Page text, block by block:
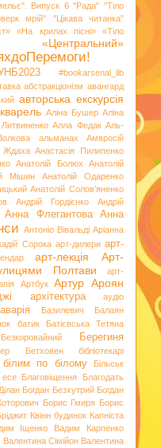
Випуск 6 "Рада" "Тіло
мрій"
"Цікава читанка"
«На крилах пісні»
«Тіло
«Центральний»
#bookarsenal_lib
абстракціонізм авангард
авторська екскурсія
Аліна Бушер Аліна
Алла Федак Аль-
альманах
Амвросій
Ждаха Анастасія Пилипенко
Анатолій Болюх
Анатолій
Мішин
Анатолій Одаренко
Анатолій Солов’яненко
Андрій Гордієнко
Андрій
Анна Флегантова
Анна
Антоніо Вівальді Аріанна
Сорока арт-дилери арт-
арт-лекція
Арт-
Полтави
арт-
Артбук Артур Ароян
архітектура
аудіо
Базилевич Балаян
батик Батієвська Тетяна
Безкоровайний Берегиня
Бетховен
бібліотекарі
білим по білому
Більськ
есе
Благовіщення
Благодать
Богдан Безхутрий Богдан
Борис Гмиря Борис
Квінн будинок Капніста
Іщенко Вадим Карпенко
Валентина Сімійон Валентина